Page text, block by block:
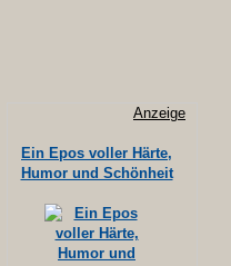
Anzeige
Ein Epos voller Härte,
Humor und Schönheit